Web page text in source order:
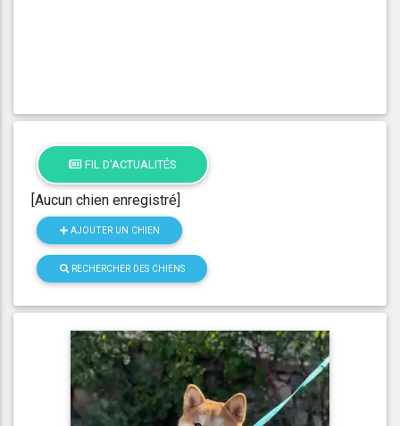
FIL D'ACTUALITÉS
[Aucun chien enregistré]
AJOUTER UN CHIEN
RECHERCHER DES CHIENS